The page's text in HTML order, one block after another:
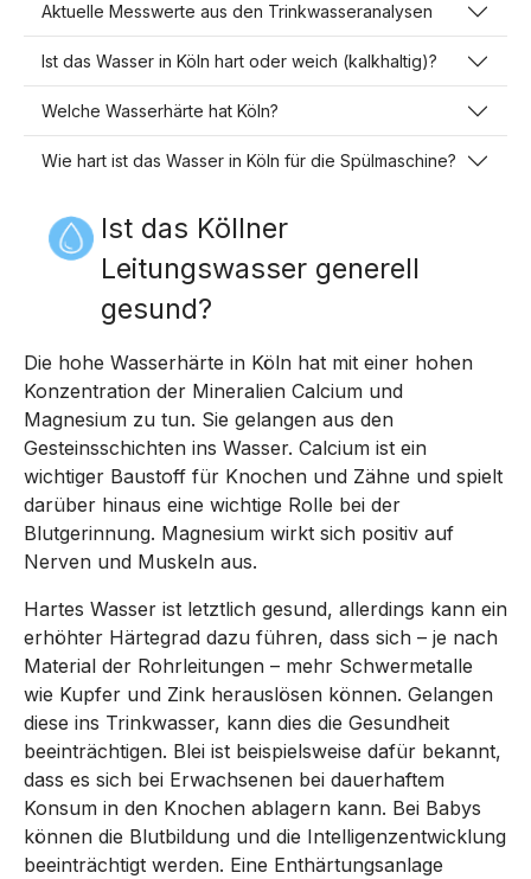
Aktuelle Messwerte aus den Trinkwasseranalysen
Ist das Wasser in Köln hart oder weich (kalkhaltig)?
Welche Wasserhärte hat Köln?
Wie hart ist das Wasser in Köln für die Spülmaschine?
Ist das Köllner
Leitungswasser generell
gesund?
Die hohe Wasserhärte in Köln hat mit einer hohen
Konzentration der Mineralien Calcium und
Magnesium zu tun. Sie gelangen aus den
Gesteinsschichten ins Wasser. Calcium ist ein
wichtiger Baustoff für Knochen und Zähne und spielt
darüber hinaus eine wichtige Rolle bei der
Blutgerinnung. Magnesium wirkt sich positiv auf
Nerven und Muskeln aus.
Hartes Wasser ist letztlich gesund, allerdings kann ein
erhöhter Härtegrad dazu führen, dass sich – je nach
Material der Rohrleitungen – mehr Schwermetalle
wie Kupfer und Zink herauslösen können. Gelangen
diese ins Trinkwasser, kann dies die Gesundheit
beeinträchtigen. Blei ist beispielsweise dafür bekannt,
dass es sich bei Erwachsenen bei dauerhaftem
Konsum in den Knochen ablagern kann. Bei Babys
können die Blutbildung und die Intelligenzentwicklung
beeinträchtigt werden. Eine Enthärtungsanlage